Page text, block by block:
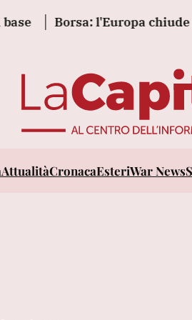
Borsa: l'Europa chiude
AttualitàCronacaEsteriWar News